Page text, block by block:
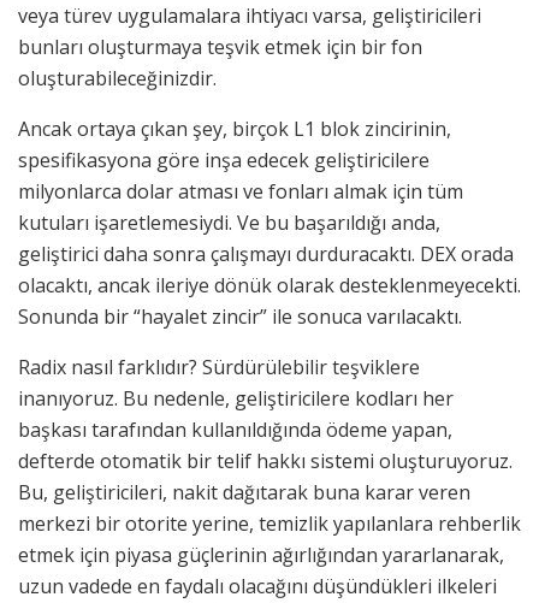
veya türev uygulamalara ihtiyacı varsa, geliştiricileri
bunları oluşturmaya teşvik etmek için bir fon
oluşturabileceğinizdir.
Ancak ortaya çıkan şey, birçok L1 blok zincirinin,
spesifikasyona göre inşa edecek geliştiricilere
milyonlarca dolar atması ve fonları almak için tüm
kutuları işaretlemesiydi. Ve bu başarıldığı anda,
geliştirici daha sonra çalışmayı durduracaktı. DEX orada
olacaktı, ancak ileriye dönük olarak desteklenmeyecekti.
Sonunda bir “hayalet zincir” ile sonuca varılacaktı.
Radix nasıl farklıdır? Sürdürülebilir teşviklere
inanıyoruz. Bu nedenle, geliştiricilere kodları her
başkası tarafından kullanıldığında ödeme yapan,
defterde otomatik bir telif hakkı sistemi oluşturuyoruz.
Bu, geliştiricileri, nakit dağıtarak buna karar veren
merkezi bir otorite yerine, temizlik yapılanlara rehberlik
etmek için piyasa güçlerinin ağırlığından yararlanarak,
uzun vadede en faydalı olacağını düşündükleri ilkeleri